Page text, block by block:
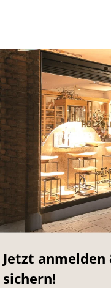
Jetzt anmelden
sichern!